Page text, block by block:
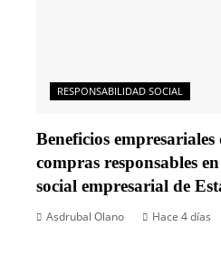
RESPONSABILIDAD SOCIAL
Beneficios
compras responsables
social empresarial de
Asdrubal Olano Hace 4 días